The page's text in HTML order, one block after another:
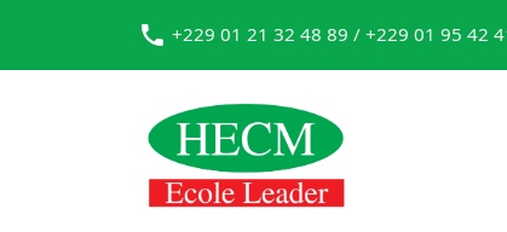
+229 01 21 32 48 89 / +229 01 95 42